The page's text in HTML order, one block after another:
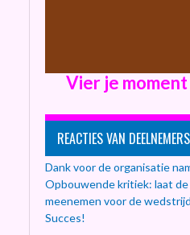
Vier je
REACTIES VAN DEELNEMERS
Dank voor de organisatie
Opbouwende kritiek: laat
meenemen voor de
Succes!